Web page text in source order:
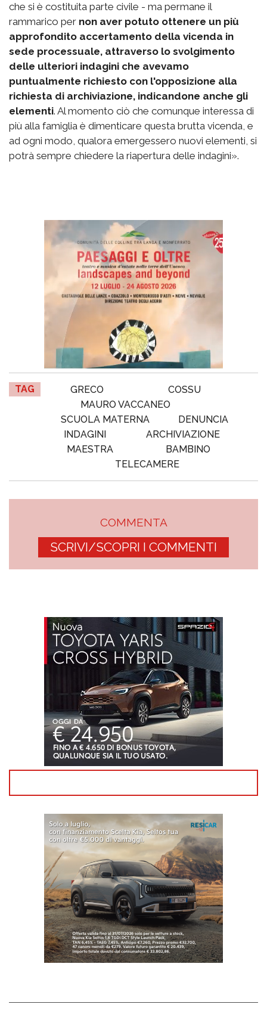
che si è costituita parte civile - ma permane il
rammarico per non aver potuto ottenere un più
approfondito accertamento della vicenda in
sede processuale, attraverso lo svolgimento
delle ulteriori indagini che avevamo
puntualmente richiesto con l'opposizione alla
richiesta di archiviazione, indicandone anche gli
elementi. Al momento ciò che comunque interessa di
più alla famiglia è dimenticare questa brutta vicenda, e
ad ogni modo, qualora emergessero nuovi elementi, si
potrà sempre chiedere la riapertura delle indagini».
TAG GRECO
COSSU
MAURO VACCANEO
SCUOLA MATERNA
DENUNCIA
INDAGINI
ARCHIVIAZIONE
MAESTRA
BAMBINO
TELECAMERE
COMMENTA
SCRIVI/SCOPRI I COMMENTI